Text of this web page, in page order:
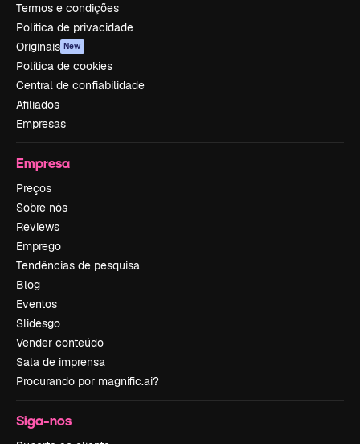
Termos e condições
Política de privacidade
Originais New
Política de cookies
Central de confiabilidade
Afiliados
Empresas
Empresa
Preços
Sobre nós
Reviews
Emprego
Tendências de pesquisa
Blog
Eventos
Slidesgo
Vender conteúdo
Sala de imprensa
Procurando por magnific.ai?
Siga-nos